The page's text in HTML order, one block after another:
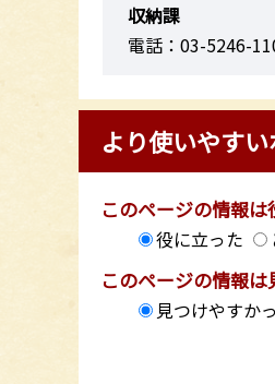
収納課
電話：03-5246-
より使いやす
このページの情報
役に立った
このページの情報
見つけやすか